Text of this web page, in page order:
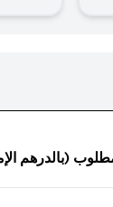
(بالدرهم